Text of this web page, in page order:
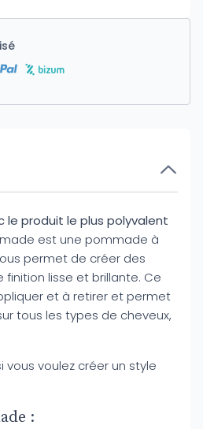
le produit le plus polyvalent
est une pommade à
permet de créer des
finition lisse et brillante. Ce
et à retirer et permet
tous les types de cheveux,
voulez créer un style
: